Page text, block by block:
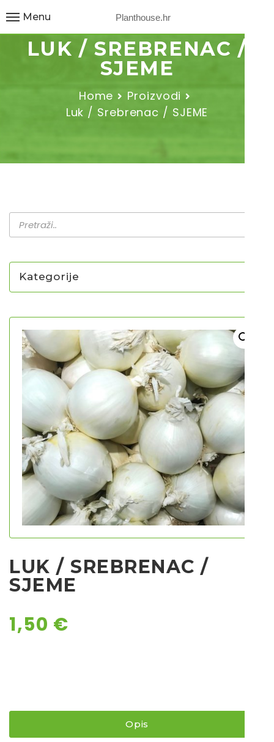
Planthouse.hr
Menu
LUK / SREBRENAC /
SJEME
Home
Proizvodi
Luk / Srebrenac / SJEME
Kategorije
SADNICE
UKRASNO BILJE I TRAJNICE
GRMOVI/DRVEĆE
HIT SEZONE*** VRTNI SLJEZOVI
UKRASNE TRAVE
HORTENZIJE
LJEKOVITO I ZAČINSKO
VOĆE / BOBIČASTO VOĆE
Sjeme
Sjeme povrća
Chili
Ostalo sjeme
LUK / SREBRENAC /
SJEME
1,50 €
Opis